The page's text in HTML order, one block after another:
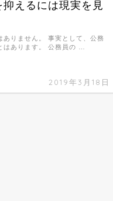
えるには現実を見
2019年3月18日
ありません。 事実として、公務
はあります。 公務員の …